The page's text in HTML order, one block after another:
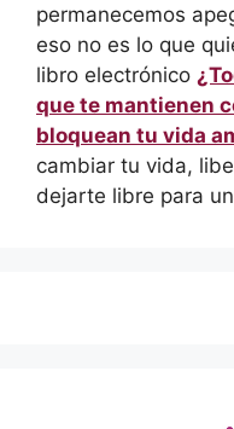
permanecemos
eso no es lo que
libro electrónico
que te mantienen
bloquean tu vida
cambiar tu vida,
dejarte libre para